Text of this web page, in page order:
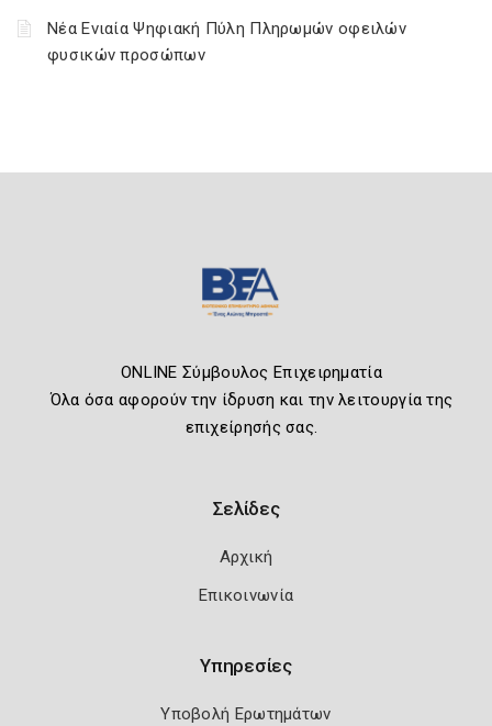
Νέα Ενιαία Ψηφιακή Πύλη Πληρωμών οφειλών
φυσικών προσώπων
ONLINE Σύμβουλος Επιχειρηματία
Όλα όσα αφορούν την ίδρυση και την λειτουργία της
επιχείρησής σας.
Σελίδες
Αρχική
Επικοινωνία
Υπηρεσίες
Υποβολή Ερωτημάτων